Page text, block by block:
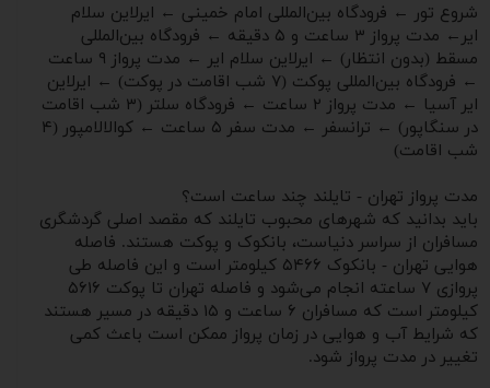
شروع تور ← فرودگاه بین‌المللی امام خمینی ← ایرلاین سلام
ایر← مدت پرواز ۳ ساعت و ۵ دقیقه ← فرودگاه بین‌المللی
مسقط (بدون انتظار) ← ایرلاین سلام ایر ← مدت پرواز ۹ ساعت
← فرودگاه بین‌المللی پوکت (۷ شب اقامت در پوکت) ← ایرلاین
ایر آسیا ← مدت پرواز ۲ ساعت ← فرودگاه سلتر (۳ شب اقامت
در سنگاپور) ← ترانسفر ← مدت سفر ۵ ساعت ← کوالالامپور (۴
شب اقامت)
مدت پرواز تهران - تایلند چند ساعت است؟
باید بدانید که شهرهای محبوب تایلند که مقصد اصلی گردشگری
مسافران از سراسر دنیاست، بانکوک و پوکت هستند. فاصله
هوایی تهران - بانکوک ۵۴۶۶ کیلومتر است و این فاصله طی
پروازی ۷ ساعته انجام می‌شود و فاصله تهران تا پوکت ۵۶۱۶
کیلومتر است که مسافران ۶ ساعت و ۱۵ دقیقه در مسیر هستند
که شرایط آب ‌و هوایی در زمان پرواز ممکن است باعث کمی
تغییر در مدت پرواز شود.